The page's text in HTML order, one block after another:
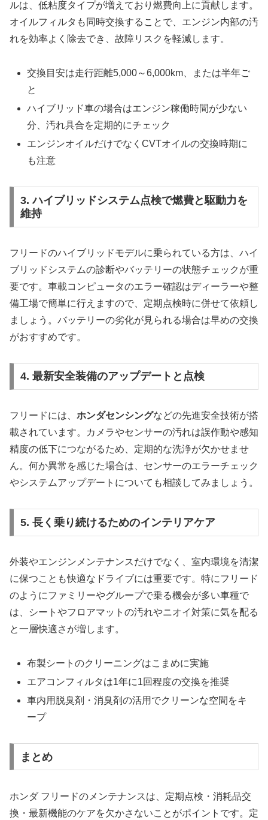
ルは、低粘度タイプが増えており燃費向上に貢献します。
オイルフィルタも同時交換することで、エンジン内部の汚
れを効率よく除去でき、故障リスクを軽減します。
交換目安は走行距離5,000～6,000km、または半年ご
と
ハイブリッド車の場合はエンジン稼働時間が少ない
分、汚れ具合を定期的にチェック
エンジンオイルだけでなくCVTオイルの交換時期に
も注意
3. ハイブリッドシステム点検で燃費と駆動力を
維持
フリードのハイブリッドモデルに乗られている方は、ハイ
ブリッドシステムの診断やバッテリーの状態チェックが重
要です。車載コンピュータのエラー確認はディーラーや整
備工場で簡単に行えますので、定期点検時に併せて依頼し
ましょう。バッテリーの劣化が見られる場合は早めの交換
がおすすめです。
4. 最新安全装備のアップデートと点検
フリードには、 ホンダセンシングなどの先進安全技術が搭
載されています。カメラやセンサーの汚れは誤作動や感知
精度の低下につながるため、定期的な洗浄が欠かせませ
ん。何か異常を感じた場合は、センサーのエラーチェック
やシステムアップデートについても相談してみましょう。
5. 長く乗り続けるためのインテリアケア
外装やエンジンメンテナンスだけでなく、室内環境を清潔
に保つことも快適なドライブには重要です。特にフリード
のようにファミリーやグループで乗る機会が多い車種で
は、シートやフロアマットの汚れやニオイ対策に気を配る
と一層快適さが増します。
布製シートのクリーニングはこまめに実施
エアコンフィルタは1年に1回程度の交換を推奨
車内用脱臭剤・消臭剤の活用でクリーンな空間をキ
ープ
まとめ
ホンダ フリードのメンテナンスは、定期点検・消耗品交
換・最新機能のケアを欠かさないことがポイントです。定